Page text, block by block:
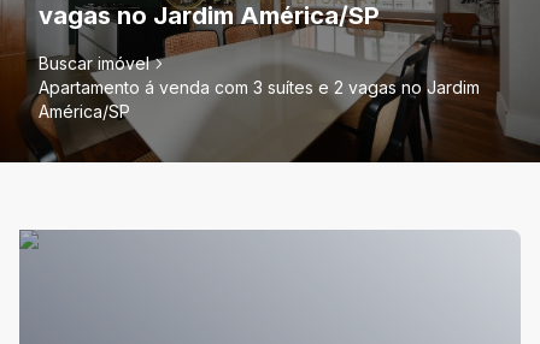
vagas no Jardim América/SP
Buscar imóvel
Apartamento á venda com 3 suítes e 2 vagas no Jardim
América/SP